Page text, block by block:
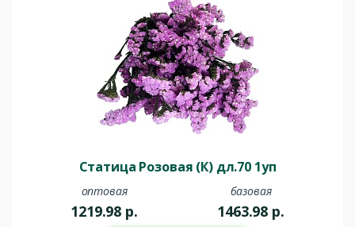
Статица Розовая (К) дл.70 1уп
оптовая
1219.98 р.
базовая
1463.98 р.